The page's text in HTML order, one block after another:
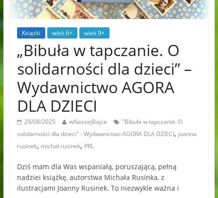
Książki wiek 6+ wiek 9+
„Bibuła w tapczanie. O
solidarności dla dzieci” –
Wydawnictwo AGORA
DLA DZIECI
29/08/2025 wNaszejBajce
"Bibuła w tapczanie. O
solidarności dla dzieci" - Wydawnictwo AGORA DLA DZIECI, joanna
rusinek, michał rusinek, PRL
Dziś mam dla Was wspaniałą, poruszającą, pełną
nadziei książkę, autorstwa Michała Rusinka, z
ilustracjami Joanny Rusinek. To niezwykle ważna i